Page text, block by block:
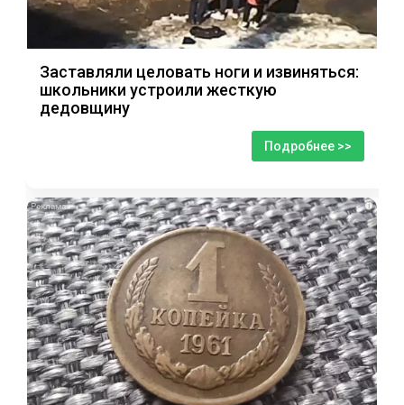
Заставляли целовать ноги и извиняться:
школьники устроили жесткую
дедовщину
Подробнее >>
i